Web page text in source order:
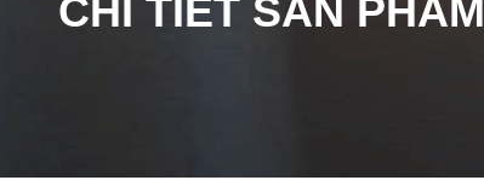
CHI TIẾT SẢN PHẨM